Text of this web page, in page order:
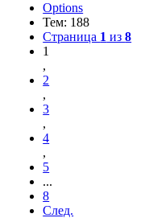
Options
Тем: 188
Страница 1 из8
1
,
2
,
3
,
4
,
5
...
8
След.